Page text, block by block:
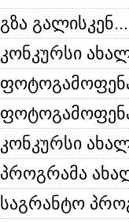
გზა გალისკენ...
კონკურსი
კონკურსი
პროგრამა
საგრანტო